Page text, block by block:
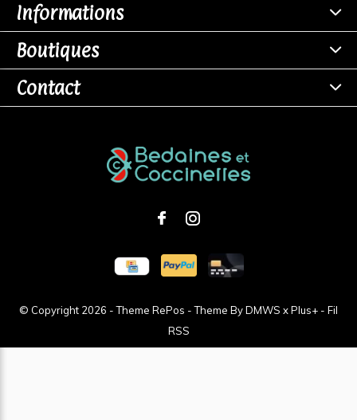
Informations
Boutiques
Contact
© Copyright 2026 - Theme RePos - Theme ByDMWS xPlus+ - Fil
RSS